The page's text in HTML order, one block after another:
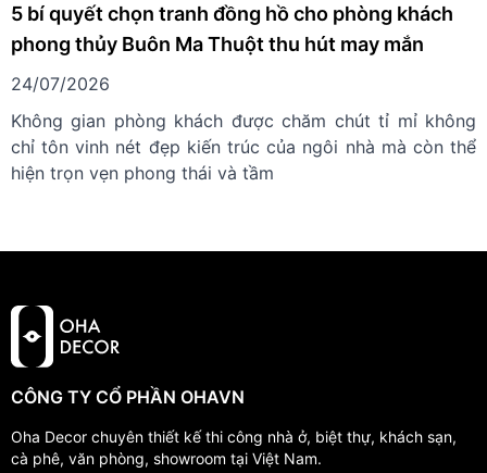
5 bí quyết chọn tranh đồng hồ cho phòng khách
phong thủy Buôn Ma Thuột thu hút may mắn
24/07/2026
Không gian phòng khách được chăm chút tỉ mỉ không
chỉ tôn vinh nét đẹp kiến trúc của ngôi nhà mà còn thể
hiện trọn vẹn phong thái và tầm
CÔNG TY CỔ PHẦN OHAVN
Oha Decor chuyên thiết kế thi công nhà ở, biệt thự, khách sạn,
cà phê, văn phòng, showroom tại Việt Nam.